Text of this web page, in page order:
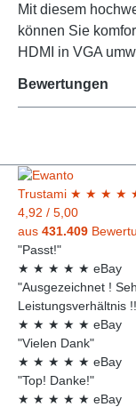
Mit diesem
können Sie
HDMI in VGA
Bewertungen
Trustami ★ ★ ★ ★
4,92 / 5,00
aus 431.409
"Passt!"
★ ★ ★ ★ ★ eBay
"Ausgezeichnet !
Leistungsverhältnis
★ ★ ★ ★ ★ eBay
"Vielen Dank"
★ ★ ★ ★ ★ eBay
"Top! Danke!"
★ ★ ★ ★ ★ eBay